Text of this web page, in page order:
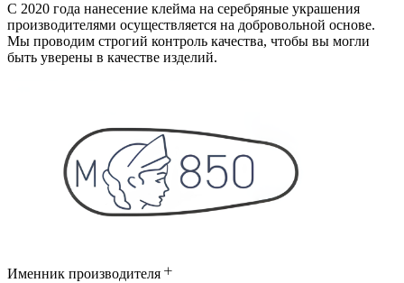
С 2020 года нанесение клейма на серебряные украшения
производителями осуществляется на добровольной основе.
Мы проводим строгий контроль качества, чтобы вы могли
быть уверены в качестве изделий.
Именник производителя